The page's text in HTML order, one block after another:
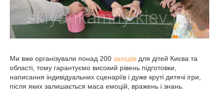
Ми вже організували понад 200 заходів для дітей Києва та
області, тому гарантуємо високий рівень підготовки,
написання індивідуальних сценаріїв і дуже круті дитячі ігри,
після яких залишається маса емоцій, вражень і знань.